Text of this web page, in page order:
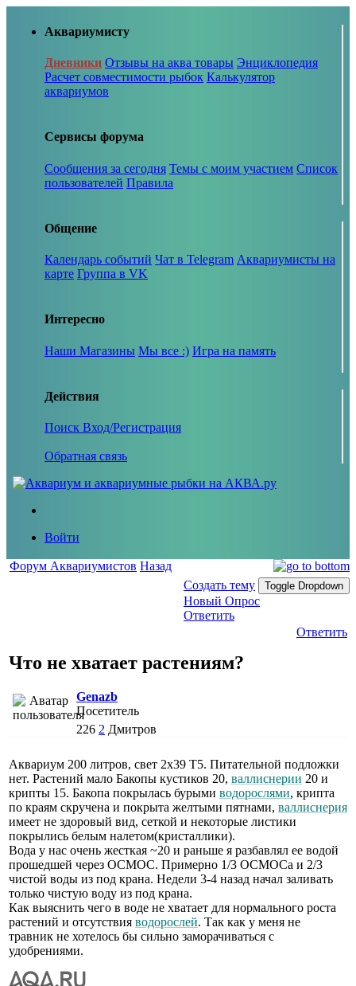
Аквариумисту
Дневники Отзывы на аква товары Энциклопедия
Расчет совместимости рыбок Калькулятор
аквариумов
Сервисы форума
Сообщения за сегодня Темы с моим участием Список
пользователей Правила
Общение
Календарь событий Чат в Telegram Аквариумисты на
карте Группа в VK
Интересно
Наши Магазины Мы все :) Игра на память
Действия
Поиск Вход/Регистрация
Обратная связь
Войти
Форум Аквариумистов Назад
Создать тему
Toggle Dropdown
Новый Опрос
Ответить
Ответить
Что не хватает растениям?
Genazb
Посетитель
226 2 Дмитров
Аквариум 200 литров, свет 2х39 Т5. Питательной подложки
нет. Растений мало Бакопы кустиков 20, валлиснерии 20 и
крипты 15. Бакопа покрылась бурыми водорослями, крипта
по краям скручена и покрыта желтыми пятнами, валлиснерия
имеет не здоровый вид, сеткой и некоторые листики
покрылись белым налетом(кристаллики).
Вода у нас очень жесткая ~20 и раньше я разбавлял ее водой
прошедшей через ОСМОС. Примерно 1/3 ОСМОСа и 2/3
чистой воды из под крана. Недели 3-4 назад начал заливать
только чистую воду из под крана.
Как выяснить чего в воде не хватает для нормального роста
растений и отсутствия водорослей. Так как у меня не
травник не хотелось бы сильно заморачиваться с
удобрениями.